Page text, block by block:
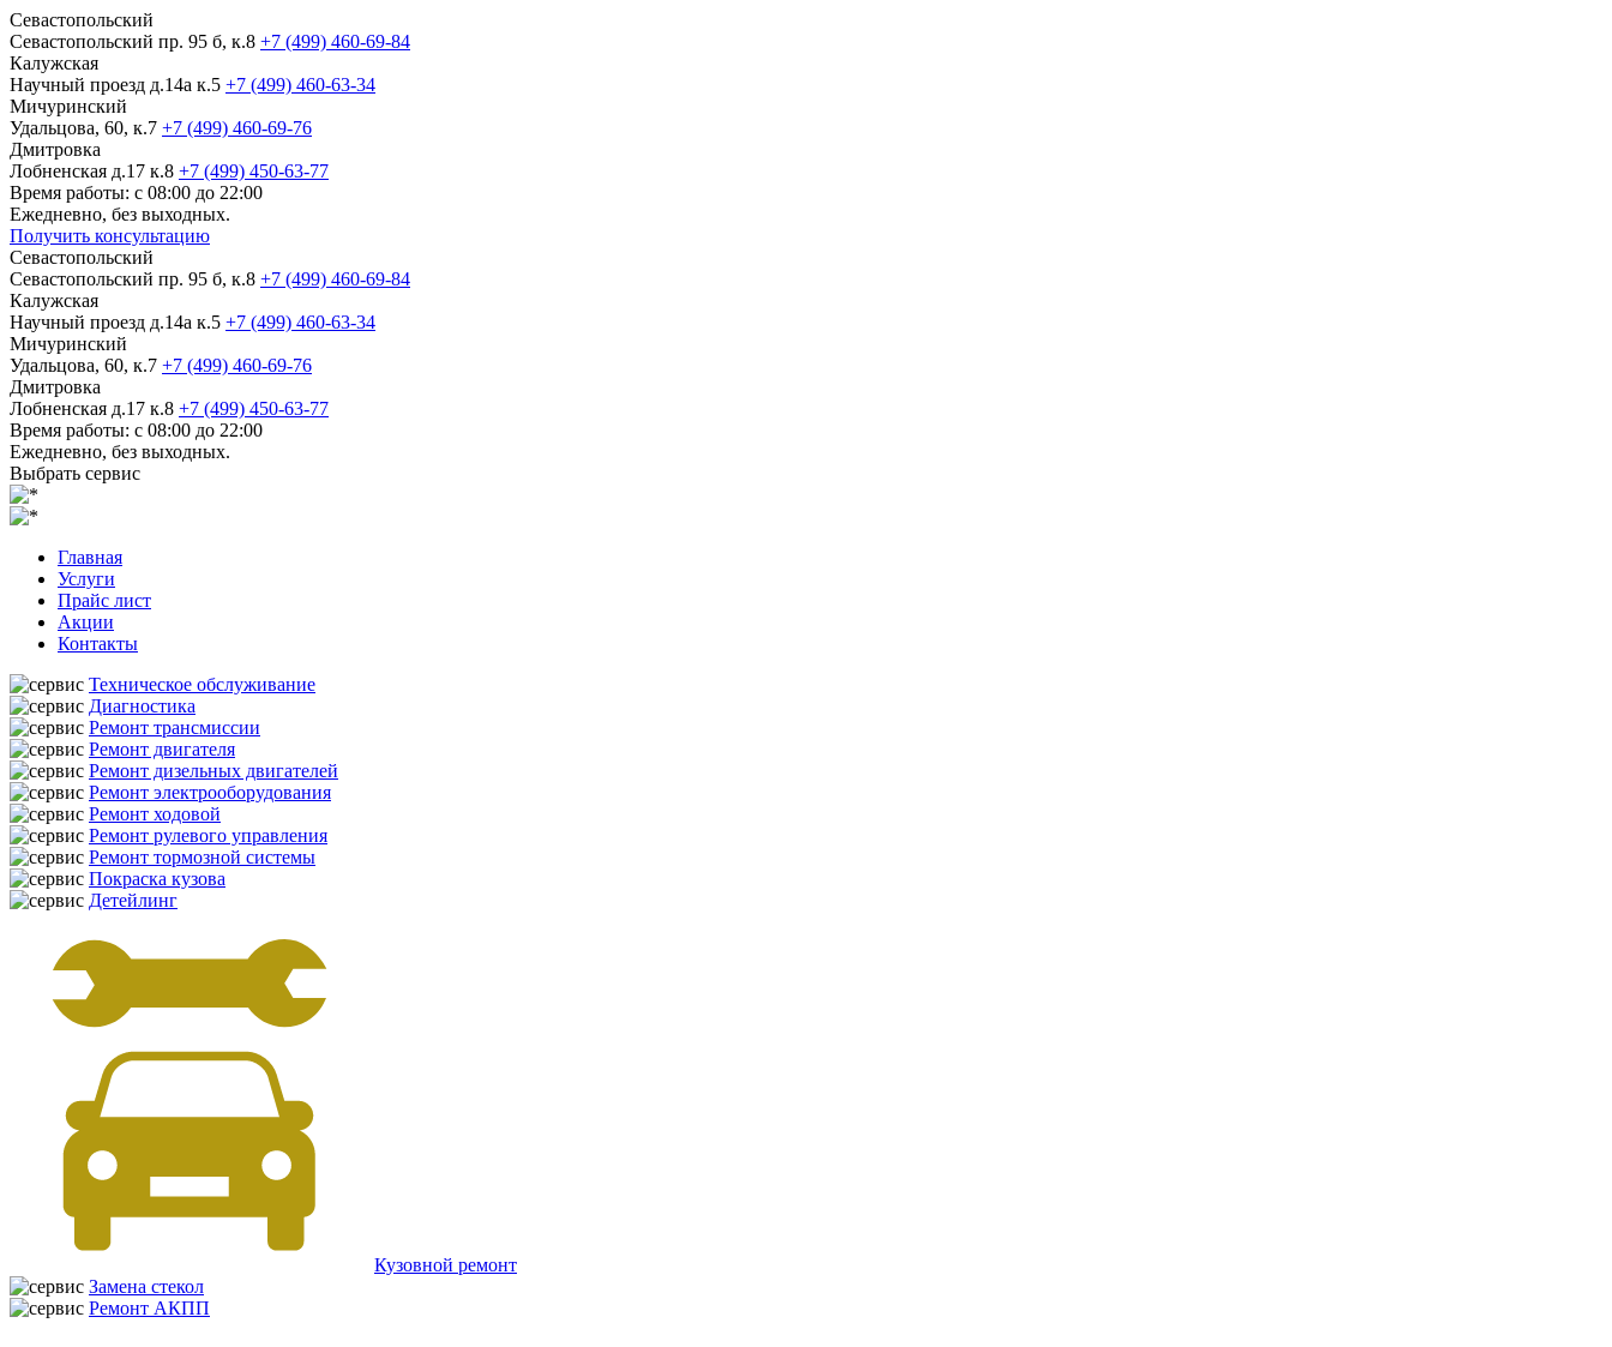
Севастопольский
Севастопольский пр. 95 б, к.8 +7 (499) 460-69-84
Калужская
Научный проезд д.14а к.5 +7 (499) 460-63-34
Мичуринский
Удальцова, 60, к.7 +7 (499) 460-69-76
Дмитровка
Лобненская д.17 к.8 +7 (499) 450-63-77
Время работы: с 08:00 до 22:00
Ежедневно, без выходных.
Получить консультацию
Севастопольский
Севастопольский пр. 95 б, к.8 +7 (499) 460-69-84
Калужская
Научный проезд д.14а к.5 +7 (499) 460-63-34
Мичуринский
Удальцова, 60, к.7 +7 (499) 460-69-76
Дмитровка
Лобненская д.17 к.8 +7 (499) 450-63-77
Время работы: с 08:00 до 22:00
Ежедневно, без выходных.
Выбрать сервис
Главная
Услуги
Прайс лист
Акции
Контакты
Техническое обслуживание
Диагностика
Ремонт трансмиссии
Ремонт двигателя
Ремонт дизельных двигателей
Ремонт электрооборудования
Ремонт ходовой
Ремонт рулевого управления
Ремонт тормозной системы
Покраска кузова
Детейлинг
Кузовной ремонт
Замена стекол
Ремонт АКПП